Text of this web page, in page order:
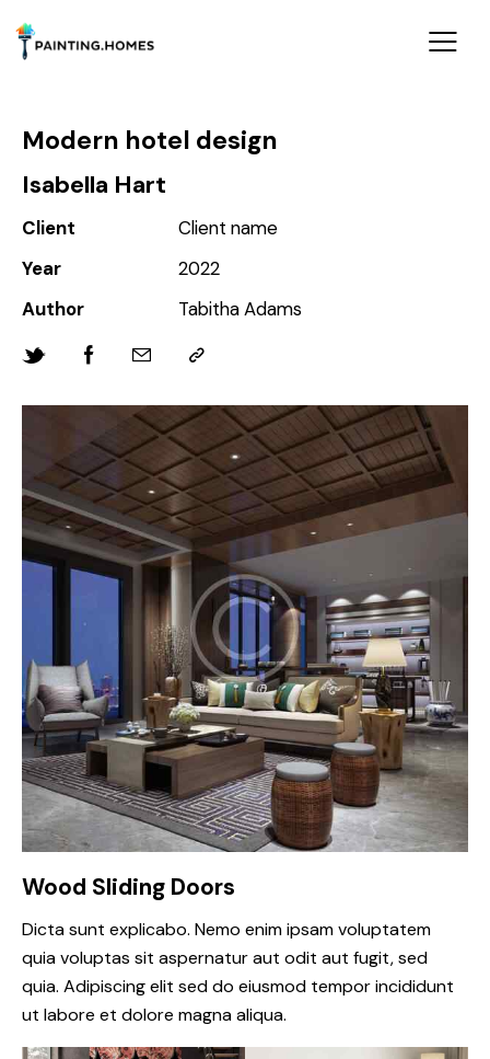
Modern hotel design
Isabella Hart
Client
Client name
Year
2022
Author
Tabitha Adams
Wood Sliding Doors
Dicta sunt explicabo. Nemo enim ipsam voluptatem
quia voluptas sit aspernatur aut odit aut fugit, sed
quia. Adipiscing elit sed do eiusmod tempor incididunt
ut labore et dolore magna aliqua.